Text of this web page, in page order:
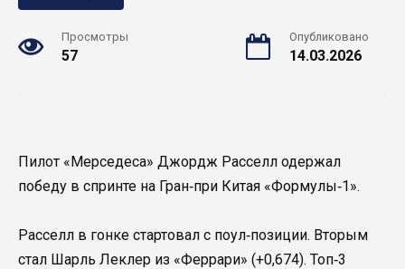
Просмотры
57
Опубликовано
14.03.2026
Пилот «Мерседеса» Джордж Расселл одержал
победу в спринте на Гран‑при Китая «Формулы‑1».
Расселл в гонке стартовал с поул‑позиции. Вторым
стал Шарль Леклер из «Феррари» (+0,674). Топ‑3